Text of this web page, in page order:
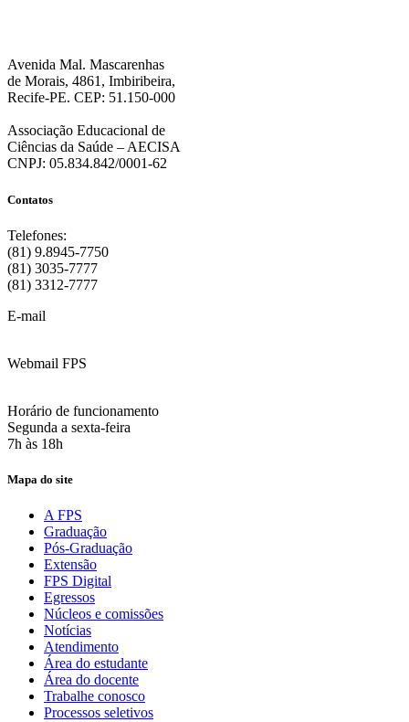
Avenida Mal. Mascarenhas
de Morais, 4861, Imbiribeira,
Recife-PE. CEP: 51.150-000
Associação Educacional de
Ciências da Saúde – AECISA
CNPJ: 05.834.842/0001-62
Contatos
Telefones:
(81) 9.8945-7750
(81) 3035-7777
(81) 3312-7777
E-mail
Webmail FPS
Horário de funcionamento
Segunda a sexta-feira
7h às 18h
Mapa do site
A FPS
Graduação
Pós-Graduação
Extensão
FPS Digital
Egressos
Núcleos e comissões
Notícias
Atendimento
Área do estudante
Área do docente
Trabalhe conosco
Processos seletivos